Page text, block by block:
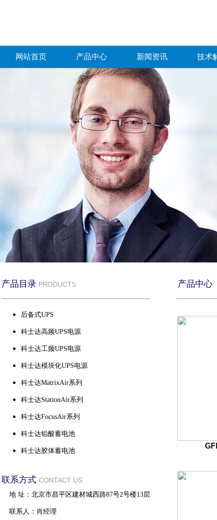
网站首页 产品中心 新闻资讯 技术
产品目录 PRODUCTS 产品中心
后备式UPS
科士达高频UPS电源
科士达工频UPS电源
科士达模块化UPS电源
科士达MatrixAir系列
科士达StationAir系列
科士达FocusAir系列
科士达铅酸蓄电池
科士达胶体蓄电池
联系方式 CONTACT US
地 址：北京市昌平区建材城西路87号2号楼13层
联系人：肖经理